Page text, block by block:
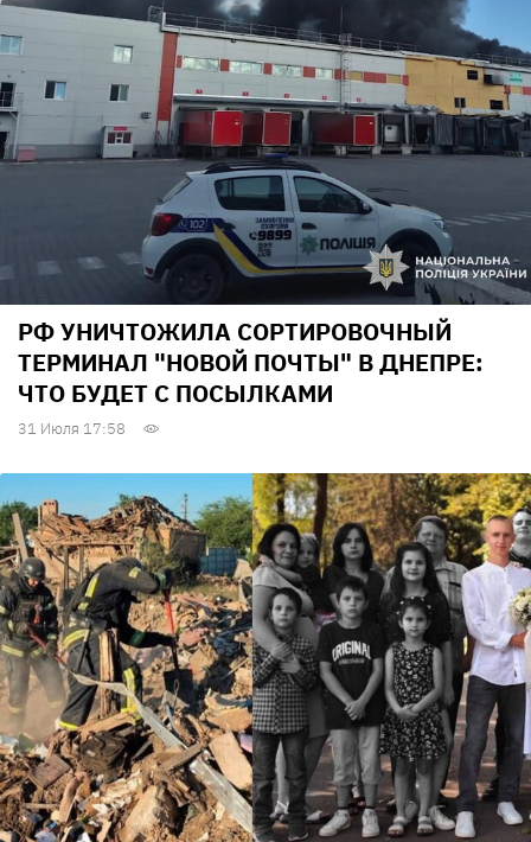
РФ УНИЧТОЖИЛА СОРТИРОВОЧНЫЙ
ТЕРМИНАЛ "НОВОЙ ПОЧТЫ" В ДНЕПРЕ:
ЧТО БУДЕТ С ПОСЫЛКАМИ
31 Июля 17:58